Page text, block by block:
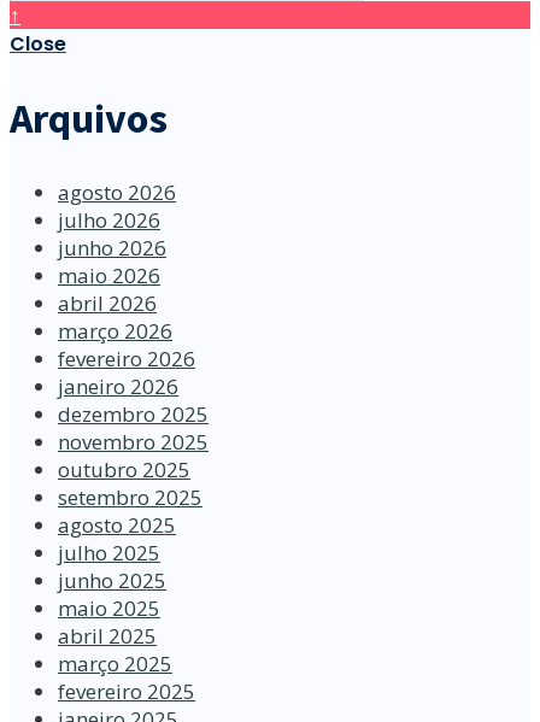
↑
Close
Arquivos
agosto 2026
julho 2026
junho 2026
maio 2026
abril 2026
março 2026
fevereiro 2026
janeiro 2026
dezembro 2025
novembro 2025
outubro 2025
setembro 2025
agosto 2025
julho 2025
junho 2025
maio 2025
abril 2025
março 2025
fevereiro 2025